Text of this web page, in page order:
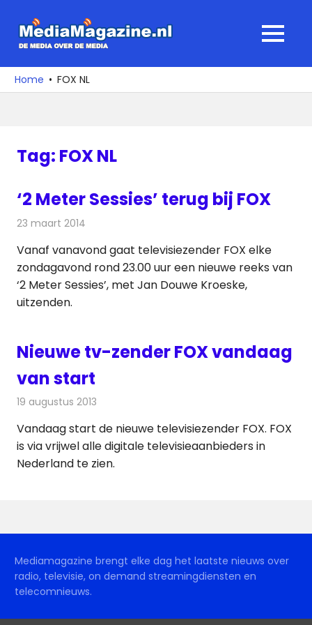
naar
media
over
MENU
Home FOX NL
Tag: FOX NL
‘2 Meter Sessies’ terug bij FOX
23 maart 2014
Vanaf vanavond gaat televisiezender FOX elke
zondagavond rond 23.00 uur een nieuwe reeks van
‘2 Meter Sessies’, met Jan Douwe Kroeske,
uitzenden.
Nieuwe tv-zender FOX vandaag
van start
19 augustus 2013
Vandaag start de nieuwe televisiezender FOX. FOX
is via vrijwel alle digitale televisieaanbieders in
Nederland te zien.
Mediamagazine brengt elke dag het laatste nieuws over
radio, televisie, on demand streamingdiensten en
telecomnieuws.